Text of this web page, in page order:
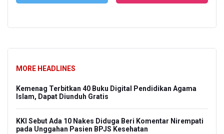
MORE HEADLINES
Kemenag Terbitkan 40 Buku Digital Pendidikan Agama
Islam, Dapat Diunduh Gratis
KKI Sebut Ada 10 Nakes Diduga Beri Komentar Nirempati
pada Unggahan Pasien BPJS Kesehatan